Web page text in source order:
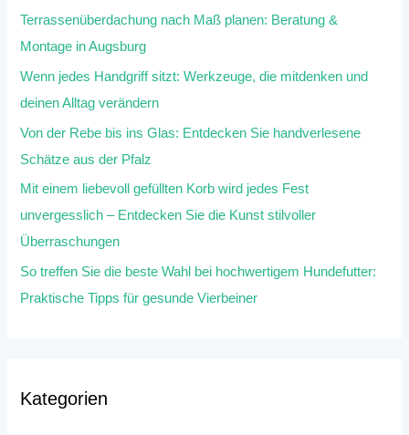
Terrassenüberdachung nach Maß planen: Beratung &
Montage in Augsburg
Wenn jedes Handgriff sitzt: Werkzeuge, die mitdenken und
deinen Alltag verändern
Von der Rebe bis ins Glas: Entdecken Sie handverlesene
Schätze aus der Pfalz
Mit einem liebevoll gefüllten Korb wird jedes Fest
unvergesslich – Entdecken Sie die Kunst stilvoller
Überraschungen
So treffen Sie die beste Wahl bei hochwertigem Hundefutter:
Praktische Tipps für gesunde Vierbeiner
Kategorien